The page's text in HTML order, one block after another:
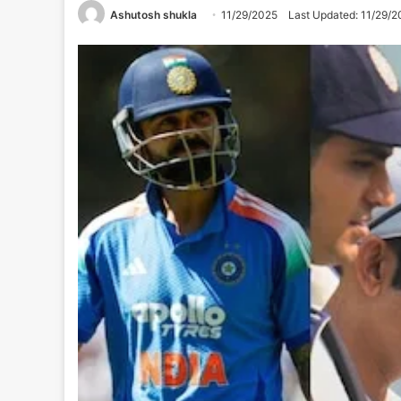
Ashutosh shukla 11/29/2025 Last Updated: 11/29/